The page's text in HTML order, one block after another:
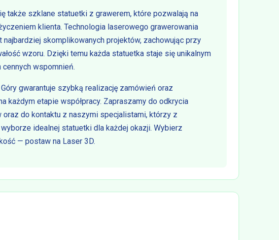
także szklane statuetki z grawerem, które pozwalają na
klienta. Technologia laserowego grawerowania
najbardziej skomplikowanych projektów, zachowując przy
wzoru. Dzięki temu każda statuetka staje się unikalnym
wspomnień.
gwarantuje szybką realizację zamówień oraz
każdym etapie współpracy. Zapraszamy do odkrycia
do kontaktu z naszymi specjalistami, którzy z
idealnej statuetki dla każdej okazji. Wybierz
— postaw na Laser 3D.